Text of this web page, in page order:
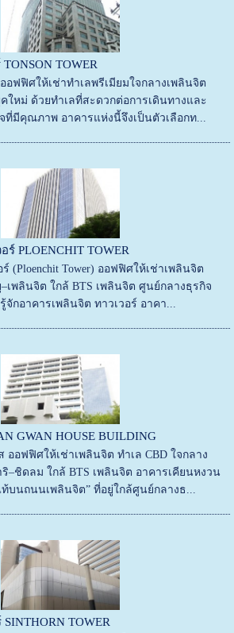
TOWER
อฟฟิศให้เช่าทำเลพรีเมียมใจกลางเพลินจิต
ใหม่ ด้วยทำเลที่สะดวกต่อการเดินทางและ
มีคุณภาพ อาคารแห่งนี้จึงเป็นตัวเลือกท...
ร์ PLOENCHIT TOWER
(Ploenchit Tower) ออฟฟิศให้เช่าเพลินจิต
–เพลินจิต ใกล้ BTS เพลินจิต ศูนย์กลางธุรกิจ
กอาคารเพลินจิต ทาวเวอร์ อาคา...
GWAN HOUSE BUILDING
ออฟฟิศให้เช่าเพลินจิต ทำเล CBD ใจกลาง
ริ–ชิดลม ใกล้ BTS เพลินจิต อาคารเคียนหงวน
ท้บนถนนเพลินจิต” ที่อยู่ใกล้ศูนย์กลางธ...
TOWER